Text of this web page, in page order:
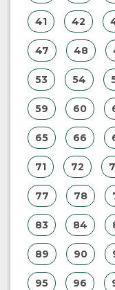
41 42
47 48
53 54
59 60
65 66
71 72
77 78
83 84
89 90
95 96